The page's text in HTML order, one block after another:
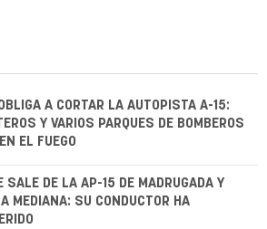
A CORTAR LA AUTOPISTA A-15:
Y VARIOS PARQUES DE BOMBEROS
EL FUEGO
SALE DE LA AP-15 DE MADRUGADA Y
MEDIANA: SU CONDUCTOR HA